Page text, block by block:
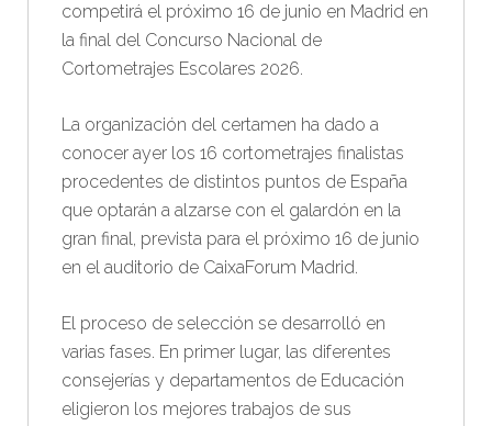
competirá el próximo 16 de junio en Madrid en
la final del Concurso Nacional de
Cortometrajes Escolares 2026.
La organización del certamen ha dado a
conocer ayer los 16 cortometrajes finalistas
procedentes de distintos puntos de España
que optarán a alzarse con el galardón en la
gran final, prevista para el próximo 16 de junio
en el auditorio de CaixaForum Madrid.
El proceso de selección se desarrolló en
varias fases. En primer lugar, las diferentes
consejerías y departamentos de Educación
eligieron los mejores trabajos de sus